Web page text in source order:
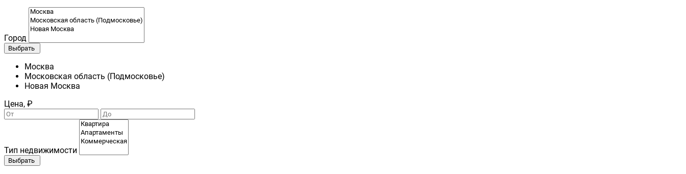
Город
Выбрать
Москва
Московская область (Подмосковье)
Новая Москва
Цена, ₽
Тип недвижимости
Выбрать